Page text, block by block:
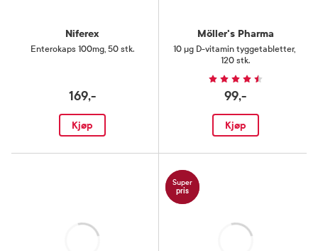
Niferex
Enterokaps 100mg, 50 stk.
169,-
Kjøp
Möller's Pharma
10 µg D-vitamin tyggetabletter,
120 stk.
99,-
Kjøp
Super
pris